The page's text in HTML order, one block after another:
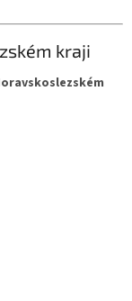
kraji